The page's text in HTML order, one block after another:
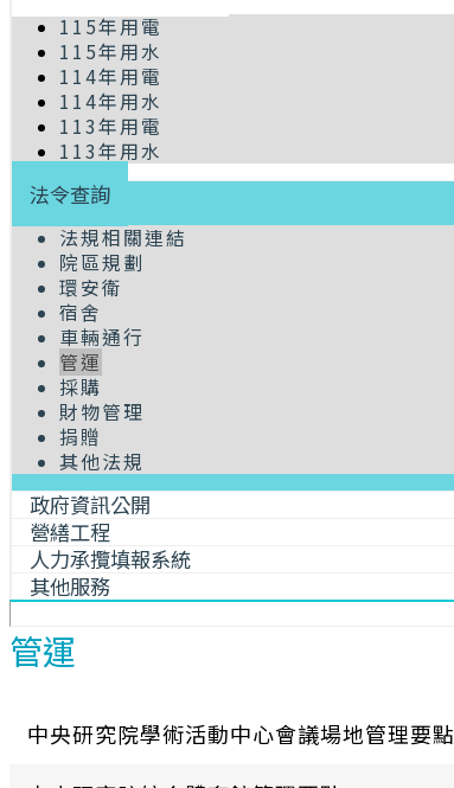
115年用電
115年用水
114年用電
114年用水
113年用電
113年用水
法令查詢
法規相關連結
院區規劃
環安衛
宿舍
車輛通行
管運
採購
財物管理
捐贈
其他法規
政府資訊公開
營繕工程
人力承攬填報系統
其他服務
管運
中央研究院學術活動中心會議場地管理要點